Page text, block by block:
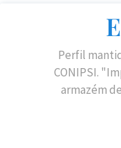
Perfil
CONIPSI.
armazém